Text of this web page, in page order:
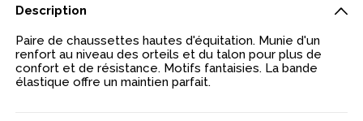
Description
Paire de chaussettes hautes d'équitation. Munie d'un
renfort au niveau des orteils et du talon pour plus de
confort et de résistance. Motifs fantaisies. La bande
élastique offre un maintien parfait.